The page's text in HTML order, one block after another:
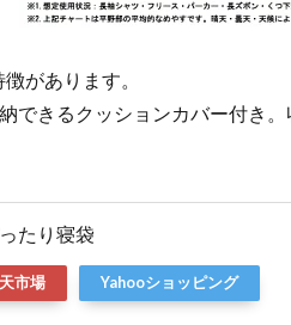
があります。
できるクッションカバー付き
たり寝袋
市場 Yahooショッピング